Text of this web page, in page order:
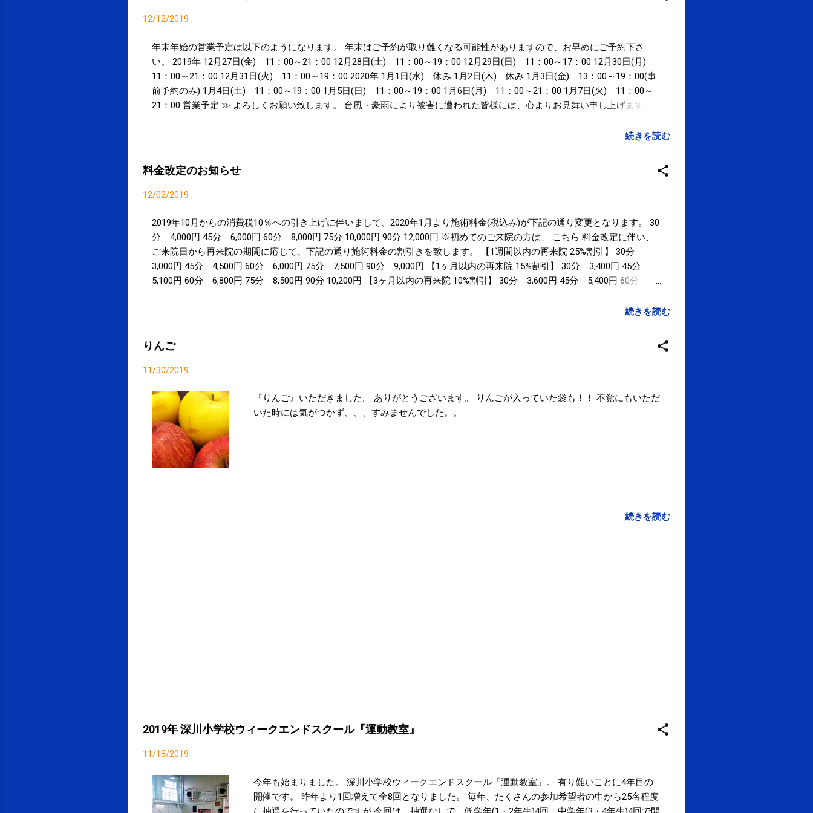
12/12/2019
年末年始の営業予定は以下のようになります。 年末はご予約が取り難くなる可能性がありますので、お早めにご予約下さ
い。 2019年 12月27日(金) 11：00～21：00 12月28日(土) 11：00～19：00 12月29日(日) 11：00～17：00 12月30日(月)
11：00～21：00 12月31日(火) 11：00～19：00 2020年 1月1日(水) 休み 1月2日(木) 休み 1月3日(金) 13：00～19：00(事
前予約のみ) 1月4日(土) 11：00～19：00 1月5日(日) 11：00～19：00 1月6日(月) 11：00～21：00 1月7日(火) 11：00～
21：00 営業予定 ≫ よろしくお願い致します。 台風・豪雨により被害に遭われた皆様には、心よりお見舞い申し上げます。
を360°見ることができます。 ≫ LINE Pay 、 PayPay でのお支払いに対応しました。 目立たない粒刺激で簡単・安全なセルフ
続きを読む
料金改定のお知らせ
12/02/2019
2019年10月からの消費税10％への引き上げに伴いまして、2020年1月より施術料金(税込み)が下記の通り変更となります。 30
分 4,000円 45分 6,000円 60分 8,000円 75分 10,000円 90分 12,000円 ※初めてのご来院の方は、 こちら 料金改定に伴い、
ご来院日から再来院の期間に応じて、下記の通り施術料金の割引きを致します。 【1週間以内の再来院 25%割引】 30分
3,000円 45分 4,500円 60分 6,000円 75分 7,500円 90分 9,000円 【1ヶ月以内の再来院 15%割引】 30分 3,400円 45分
5,100円 60分 6,800円 75分 8,500円 90分 10,200円 【3ヶ月以内の再来院 10%割引】 30分 3,600円 45分 5,400円 60分
円 90分 11,400円 また、月曜～金曜日 11時～16時 平日タイムサービスは下記の通り変更となります。 30分 3,300円 45分
・コンディショニングは、45分～となります ・ゼロ式姿勢調律法(ZAT)、ZAT式トレーニングは、60
分～となります ※割引券・割引きサービスとの併用はできません ※月曜日～金曜日であっても祝祭日の場合
は通常料金となります どうぞよろしくお願い致します。
続きを読む
りんご
11/30/2019
『りんご』いただきました。 ありがとうございます。 りんごが入っていた袋も！！ 不覚にもいただ
いた時には気がつかず、、、すみませんでした。。
続きを読む
2019年 深川小学校ウィークエンドスクール『運動教室』
11/18/2019
今年も始まりました。 深川小学校ウィークエンドスクール『運動教室』。 有り難いことに4年目の
開催です。 昨年より1回増えて全8回となりました。 毎年、たくさんの参加希望者の中から25名程度